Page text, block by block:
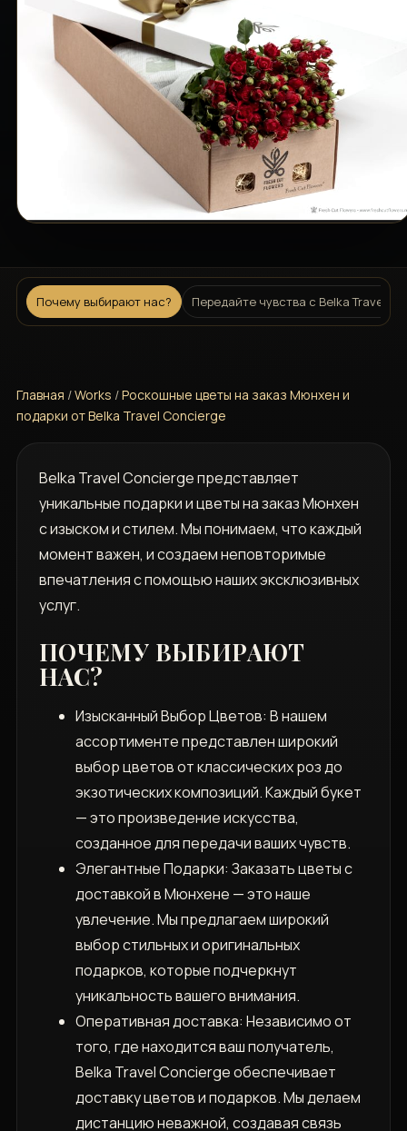
Почему выбирают нас? Передайте чувства с Belka Travel
Главная /Works /Роскошные цветы на заказ Мюнхен и
подарки от Belka Travel Concierge
Belka Travel Concierge представляет
уникальные подарки и цветы на заказ Мюнхен
с изыском и стилем. Мы понимаем, что каждый
момент важен, и создаем неповторимые
впечатления с помощью наших эксклюзивных
услуг.
ПОЧЕМУ ВЫБИРАЮТ
НАС?
Изысканный Выбор Цветов: В нашем
ассортименте представлен широкий
выбор цветов от классических роз до
экзотических композиций. Каждый букет
— это произведение искусства,
созданное для передачи ваших чувств.
Элегантные Подарки: Заказать цветы с
доставкой в Мюнхене — это наше
увлечение. Мы предлагаем широкий
выбор стильных и оригинальных
подарков, которые подчеркнут
уникальность вашего внимания.
Оперативная доставка: Независимо от
того, где находится ваш получатель,
Belka Travel Concierge обеспечивает
доставку цветов и подарков. Мы делаем
дистанцию неважной, создавая связь